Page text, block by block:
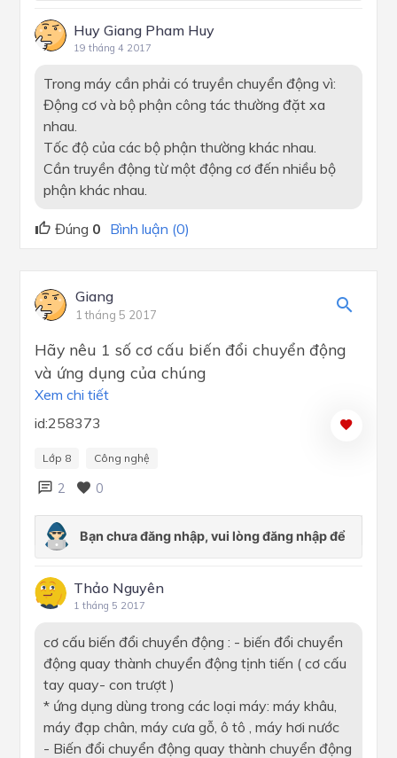
Huy Giang Pham Huy
19 tháng 4 2017
Trong máy cần phải có truyền chuyển động vì:
Động cơ và bộ phận công tác thường đặt xa
nhau.
Tốc độ của các bộ phận thường khác nhau.
Cần truyền động từ một động cơ đến nhiều bộ
phận khác nhau.
Đúng 0 Bình luận (0)
Giang
1 tháng 5 2017
Hãy nêu 1 số cơ cấu biến đổi chuyển động
và ứng dụng của chúng
Xem chi tiết
id:258373
Lớp 8 Công nghệ
2 0
Thảo Nguyên
1 tháng 5 2017
cơ cấu biến đổi chuyển động : - biến đổi chuyển
động quay thành chuyển động tịnh tiến ( cơ cấu
tay quay- con trượt )
* ứng dụng dùng trong các loại máy: máy khâu,
máy đạp chân, máy cưa gỗ, ô tô , máy hơi nước
- Biến đổi chuyển động quay thành chuyển động